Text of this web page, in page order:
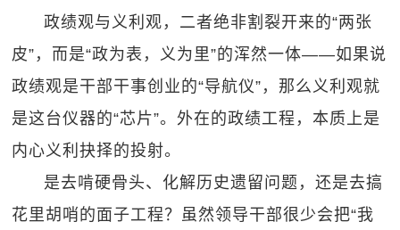
政绩观与义利观，二者绝非割裂开来的“两张
皮”，而是“政为表，义为里”的浑然一体——如果说
政绩观是干部干事创业的“导航仪”，那么义利观就
是这台仪器的“芯片”。外在的政绩工程，本质上是
内心义利抉择的投射。
是去啃硬骨头、化解历史遗留问题，还是去搞
花里胡哨的面子工程？虽然领导干部很少会把“我